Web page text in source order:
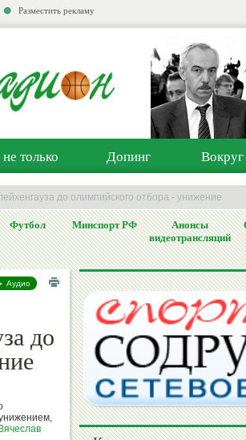
Разместить рекламу
только Допинг
до олимпийского отбора - унижение
Футбол Минспорт РФ
Анонсы
видеотрансляций
Аудио
до
Вячеслав